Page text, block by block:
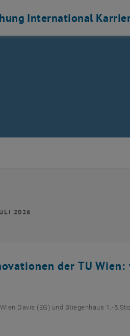
International
2026
der TU Wien:
Davis (EG) und Stiegenhaus 1.-